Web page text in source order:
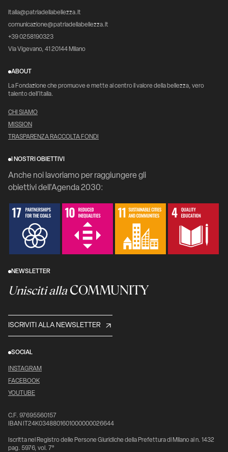
italia@patriadellabellezza.it
comunicazione@patriadellabellezza.it
+39 0258190323
Via Vigevano, 41 20144 Milano
ABOUT
La Fondazione che promuove e mette al centro il valore della bellezza, vero
talento dell’Italia.
CHI SIAMO
MISSION
TRASPARENZA RACCOLTA FONDI
I NOSTRI OBIETTIVI
Anche noi lavoriamo per raggiungere gli
obiettivi dell'Agenda 2030:
NEWSLETTER
Unisciti allaCOMMUNITY
ISCRIVITI ALLA NEWSLETTER
SOCIAL
INSTAGRAM
FACEBOOK
YOUTUBE
C.F. 97695560157
IBAN IT24K0348801601000000026644
Iscritta nel Registro delle Persone Giuridiche della Prefettura di Milano al n. 1432
pag. 5976, vol. 7°